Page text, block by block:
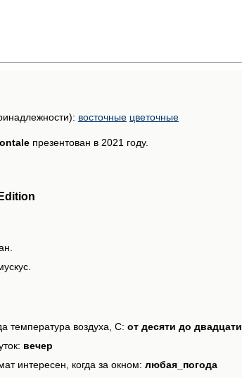
восточные цветочные
презентован в 2021 году.
температура воздуха, С: от десяти до
вечер
интересен, когда за окном: любая_погода